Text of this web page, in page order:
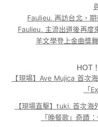
Faulieu. 再訪台北，
Faulieu. 主流出道後再度
羊文學登上金曲獎
HOT
【現場】Ave Mujica 首次
「
【現場直擊】tuki. 首次
「晚餐歌」奇蹟